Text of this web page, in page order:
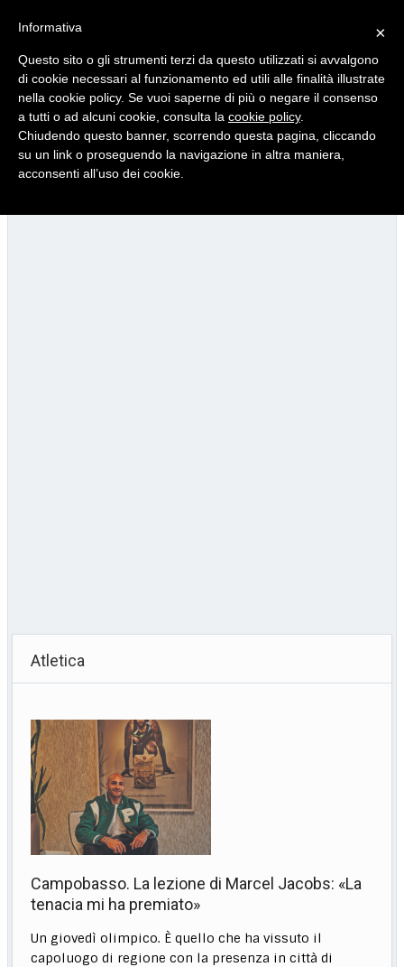
Quotidiano d'informazione distribuito in Molise con
Atletica
Campobasso. La lezione di Marcel Jacobs: «La
tenacia mi ha premiato»
Un giovedì olimpico. È quello che ha vissuto il
capoluogo di regione con la presenza in città di
×
Informativa
Questo sito o gli strumenti terzi da questo utilizzati si avvalgono
di cookie necessari al funzionamento ed utili alle finalità illustrate
nella cookie policy. Se vuoi saperne di più o negare il consenso
a tutti o ad alcuni cookie, consulta la cookie policy.
Chiudendo questo banner, scorrendo questa pagina, cliccando
su un link o proseguendo la navigazione in altra maniera,
acconsenti all’uso dei cookie.